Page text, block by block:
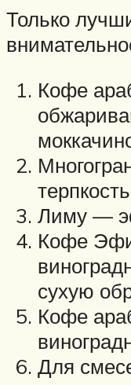
Только
Кофе
Лиму —
Кофе
сухую
Кофе
Для